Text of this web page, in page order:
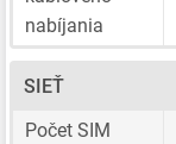
nabíjania
SIEŤ
Počet SIM